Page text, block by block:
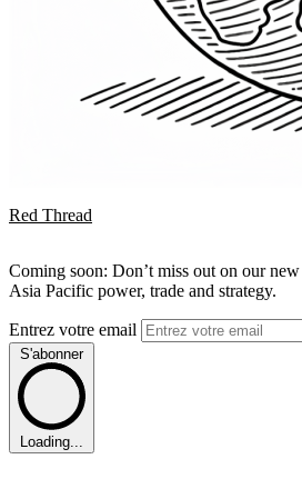
Red Thread
Coming soon: Don’t miss out on our
Asia Pacific power, trade and strategy.
Entrez votre email
S'abonner
Loading...